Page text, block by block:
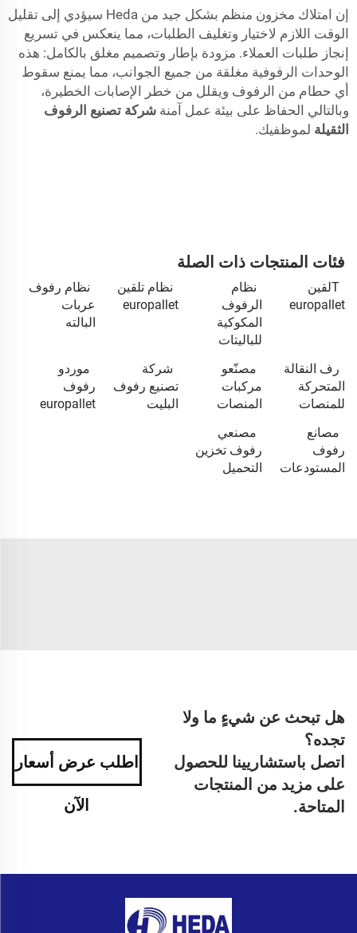
إن امتلاك مخزون منظم بشكل جيد من Heda سيؤدي إلى تقليل
الوقت اللازم لاختيار وتغليف الطلبات، مما ينعكس في تسريع
إنجاز طلبات العملاء. مزودة بإطار وتصميم مغلق بالكامل: هذه
الوحدات الرفوفية مغلقة من جميع الجوانب، مما يمنع سقوط
أي حطام من الرفوف ويقلل من خطر الإصابات الخطيرة،
وبالتالي الحفاظ على بيئة عمل آمنة شركة تصنيع الرفوف
الثقيلة لموظفيك.
فئات المنتجات ذات الصلة
Tلقين
europallet
نظام
الرفوف
المكوكية
للباليتات
نظام تلقين
europallet
نظام رفوف
عربات
البالته
رف النقالة
المتحركة
للمنصات
مصنّعو
مركبات
المنصات
شركة
تصنيع رفوف
البليت
موردو
رفوف
europallet
مصانع
رفوف
المستودعات
مصنعي
رفوف تخزين
التحميل
هل تبحث عن شيءٍ ما ولا
تجده؟
اتصل باستشاريينا للحصول
على مزيد من المنتجات
المتاحة.
اطلب عرض أسعار
الآن